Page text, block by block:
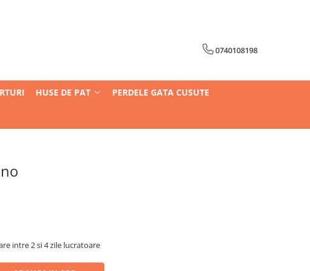
0740108198
HUSE DE PAT PERDELE GATA CUSUTE
intre 2 si 4 zile lucratoare